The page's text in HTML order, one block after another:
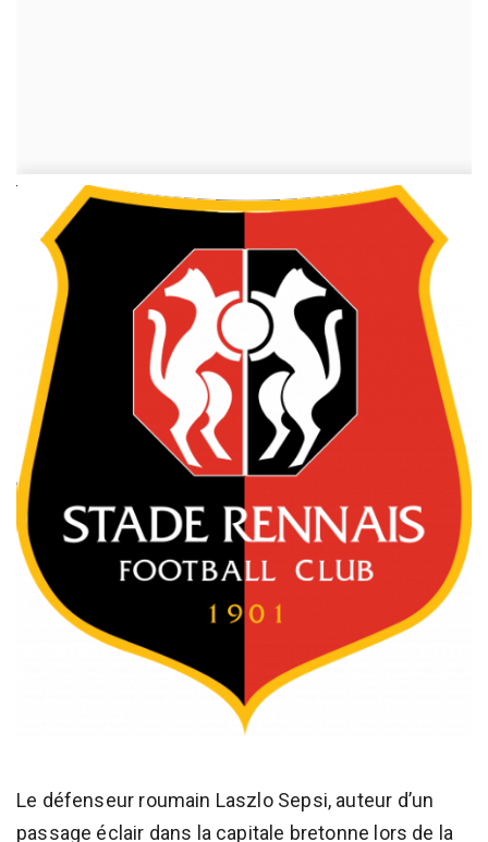
Le défenseur roumain Laszlo Sepsi, auteur d’un
passage éclair dans la capitale bretonne lors de la